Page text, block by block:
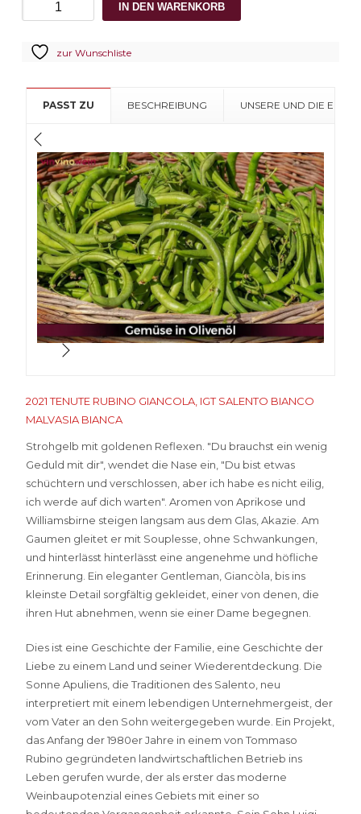
Tenute
GIANCOLA,
Bianco
Malvasia
Bianca
Menge
IN DEN WARENKORB
zur Wunschliste
PASST ZU BESCHREIBUNG UNSERE UND DIE
2021 TENUTE RUBINO GIANCOLA, IGT SALENTO BIANCO
MALVASIA BIANCA
Strohgelb mit goldenen Reflexen. "Du brauchst ein wenig
Geduld mit dir", wendet die Nase ein, "Du bist etwas
schüchtern und verschlossen, aber ich habe es nicht eilig,
ich werde auf dich warten". Aromen von Aprikose und
Williamsbirne steigen langsam aus dem Glas, Akazie. Am
Gaumen gleitet er mit Souplesse, ohne Schwankungen,
und hinterlässt hinterlässt eine angenehme und höfliche
Erinnerung. Ein eleganter Gentleman, Giancòla, bis ins
kleinste Detail sorgfältig gekleidet, einer von denen, die
ihren Hut abnehmen, wenn sie einer Dame begegnen.
Dies ist eine Geschichte der Familie, eine Geschichte der
Liebe zu einem Land und seiner Wiederentdeckung. Die
Sonne Apuliens, die Traditionen des Salento, neu
interpretiert mit einem lebendigen Unternehmergeist, der
vom Vater an den Sohn weitergegeben wurde. Ein Projekt,
das Anfang der 1980er Jahre in einem von Tommaso
Rubino gegründeten landwirtschaftlichen Betrieb ins
Leben gerufen wurde, der als erster das moderne
Weinbaupotenzial eines Gebiets mit einer so